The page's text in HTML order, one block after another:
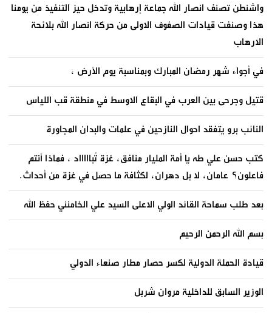
واشنطن تصنف انصار الله جماعة إرهابية وتدخل حيز التنفيذ من يومنا
هذا وصنفت قيادات الصفوف الاولى من حركة انصار الله بلائحة
الارهاب
في أجواء شهر رمضان المبارك وبمناسبة يوم الأرض ،
قتيل وجرحى بين العرب في البقاع الاوسط في منطقة قب اللياس
النائب برو يتفقد احوال النازحين في علمات والبدان المجاورة
كتب حسن علي طه يا أمة المليار منافق، غزة تُباااااد ، فماذا أنتم
فاعلون؟ عامان، لا بل دهران، لكثافة ما حصل في غزة من أحداث.
بعد طلب سماحة القائد الولي الاعلى السيد علي الخامنئي حفظ الله
بسم الله الرحمن الرحيم
قيادة الحملة الدولية لكسر حصار مطار صنعاء الدولي
الوزير السابق للداخلية مروان شربل